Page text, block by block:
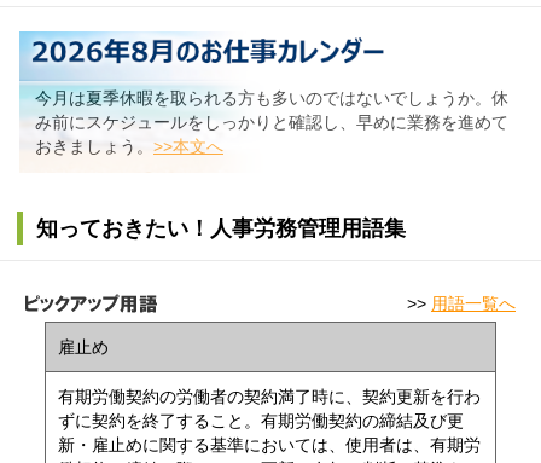
今月は夏季休暇を取られる方も多いのではないでしょうか。休
み前にスケジュールをしっかりと確認し、早めに業務を進めて
おきましょう。 >>本文へ
知っておきたい！人事労務管理用語集
>> 用語一覧へ
雇止め
有期労働契約の労働者の契約満了時に、契約更新を行わ
ずに契約を終了すること。有期労働契約の締結及び更
新・雇止めに関する基準においては、使用者は、有期労